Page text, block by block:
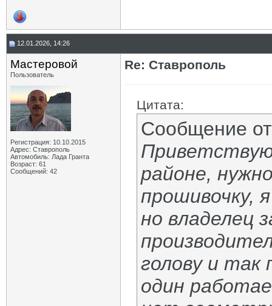
12.01.2026, 14:26
Мастеровой
Пользователь
Регистрация: 10.10.2015
Адрес: Ставрополь
Автомобиль: Лада Гранта
Возраст: 61
Сообщений: 42
Re: Ставрополь
Цитата:
Сообщение
районе,
прошивочку,
но владелец
голову и так
один